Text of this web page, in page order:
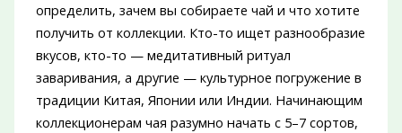
определить, зачем вы собираете чай и что хотите
получить от коллекции. Кто-то ищет разнообразие
вкусов, кто-то — медитативный ритуал
заваривания, а другие — культурное погружение в
традиции Китая, Японии или Индии. Начинающим
коллекционерам чая разумно начать с 5–7 сортов,